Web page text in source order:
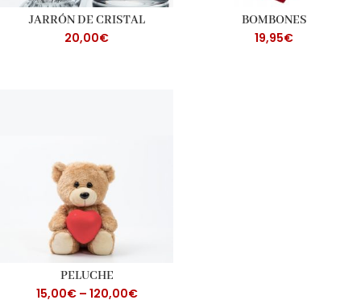
JARRÓN DE CRISTAL
20,00€
BOMBONES
19,95€
PELUCHE
15,00€– 120,00€